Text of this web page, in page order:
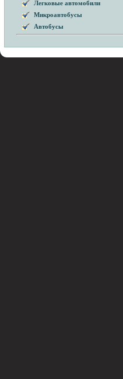
Легковые автомобили
Микроавтобусы
Автобусы